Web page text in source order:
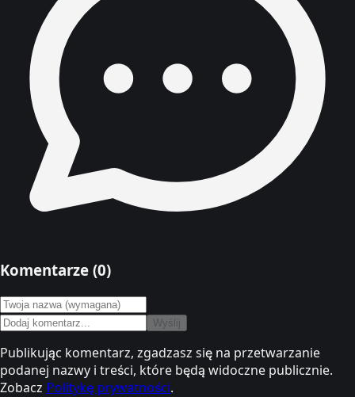
Komentarze (0)
Wyślij
Publikując komentarz, zgadzasz się na przetwarzanie
podanej nazwy i treści, które będą widoczne publicznie.
Zobacz Politykę prywatności.